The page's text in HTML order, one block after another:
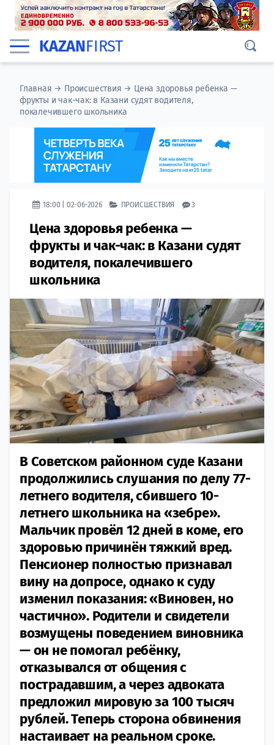
KAZANFIRST
Главная → Происшествия → Цена здоровья ребенка —
фрукты и чак-чак: в Казани судят водителя,
покалечившего школьника
18:00 | 02-06-2026 ПРОИСШЕСТВИЯ 3
Цена здоровья ребенка —
фрукты и чак-чак: в Казани судят
водителя, покалечившего
школьника
В Советском районном суде Казани
продолжились слушания по делу 77-
летнего водителя, сбившего 10-
летнего школьника на «зебре».
Мальчик провёл 12 дней в коме, его
здоровью причинён тяжкий вред.
Пенсионер полностью признавал
вину на допросе, однако к суду
изменил показания: «Виновен, но
частично». Родители и свидетели
возмущены поведением виновника
— он не помогал ребёнку,
отказывался от общения с
пострадавшим, а через адвоката
предложил мировую за 100 тысяч
рублей. Теперь сторона обвинения
настаивает на реальном сроке.